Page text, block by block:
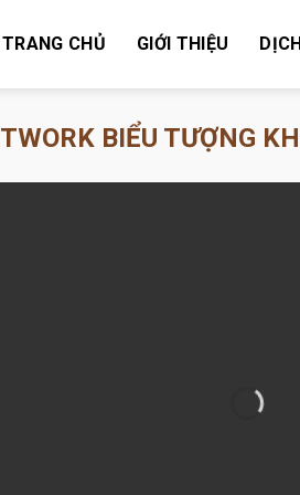
TRANG CHỦ GIỚI THIỆU
BIỂU TƯỢNG